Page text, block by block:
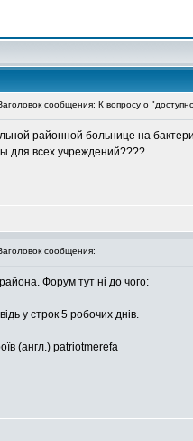
сообщения: К вопросу о
районной больнице на
для всех учреждений????
сообщения:
Форум тут ні до чого:
у строк 5 робочих днів.
(англ.) patriotmerefa